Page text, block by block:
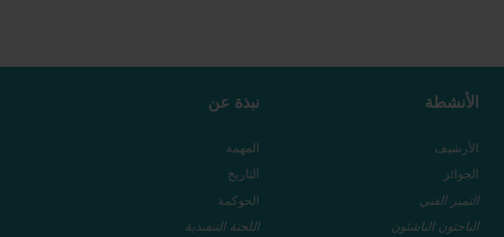
نبذة عن
المهمة
التاريخ
الحوكمة
اللجنة التنفيذية
الأنشطة
الأرشيف
الجوائز
التميز الفني
الباحثون الناشئون